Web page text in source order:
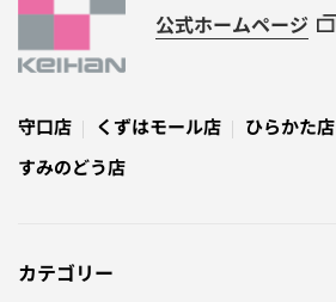
公式ホームページ
守口店 くずはモール店 ひらかた店
すみのどう店
カテゴリー